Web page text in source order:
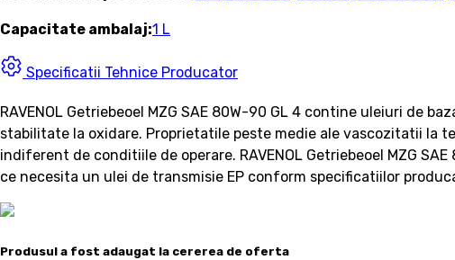
Capacitate ambalaj:1 L
Specificatii Tehnice Producator
RAVENOL Getriebeoel MZG SAE 80W-90 GL 4 contine uleiuri
stabilitate la oxidare. Proprietatile peste medie ale vascozitatii la
indiferent de conditiile de operare. RAVENOL Getriebeoel MZG
ce necesita un ulei de transmisie EP conform specificatiilor
Produsul a fost adaugat la cererea de oferta